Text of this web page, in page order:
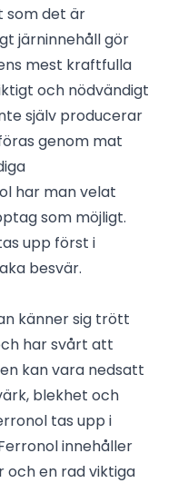
som det är
järninnehåll gör
mest kraftfulla
och nödvändigt
själv producerar
genom mat
har man velat
som möjligt.
upp först i
besvär.
känner sig trött
har svårt att
kan vara nedsatt
blekhet och
tas upp i
innehåller
och en rad viktiga